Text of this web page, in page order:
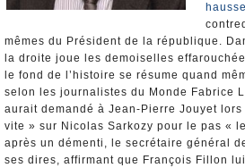
mêmes du Président de la république.
la droite joue les demoiselles
le fond de l’histoire se résume quand
selon les journalistes du Monde Fabrice
aurait demandé à Jean-Pierre Jouyet lors
vite » sur Nicolas Sarkozy pour le pas «
après un démenti, le secrétaire général
ses dires, affirmant que François Fillon